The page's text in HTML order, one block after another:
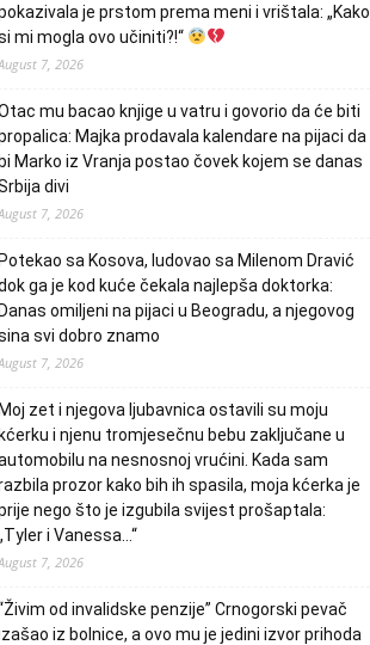
je prstom prema meni i vrištala: „Kako
mi mogla ovo učiniti?!“
7, 2026
mu bacao knjige u vatru i govorio da će biti
Majka prodavala kalendare na pijaci da
Marko iz Vranja postao čovek kojem se danas
divi
7, 2026
sa Kosova, ludovao sa Milenom Dravić
ga je kod kuće čekala najlepša doktorka:
omiljeni na pijaci u Beogradu, a njegovog
svi dobro znamo
7, 2026
zet i njegova ljubavnica ostavili su moju
i njenu tromjesečnu bebu zaključane u
na nesnosnoj vrućini. Kada sam
prozor kako bih ih spasila, moja kćerka je
nego što je izgubila svijest prošaptala:
i Vanessa…“
7, 2026
od invalidske penzije” Crnogorski pevač
iz bolnice, a ovo mu je jedini izvor prihoda